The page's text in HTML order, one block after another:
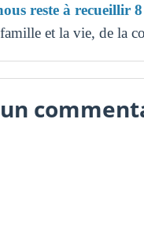
reste à recueillir
et la vie, de la